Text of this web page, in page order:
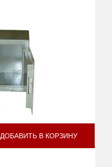
ДОБАВИТЬ В КОРЗИНУ